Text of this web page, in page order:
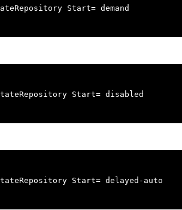
Start= demand
Start= disabled
Start= delayed-auto